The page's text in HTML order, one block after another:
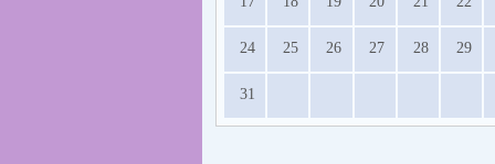
24 25 26 27 28 29
31